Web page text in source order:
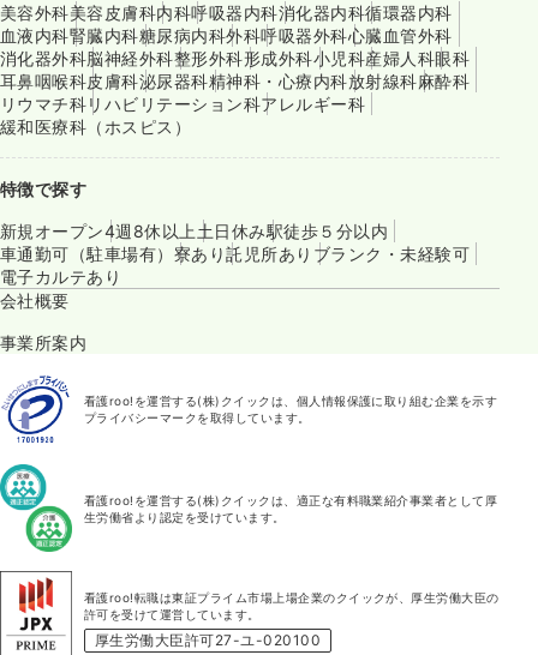
美容外科美容皮膚科内科呼吸器内科消化器内科循環器内科
血液内科腎臓内科糖尿病内科外科呼吸器外科心臓血管外科
消化器外科脳神経外科整形外科形成外科小児科産婦人科眼科
耳鼻咽喉科皮膚科泌尿器科精神科・心療内科放射線科麻酔科
リウマチ科リハビリテーション科アレルギー科
緩和医療科（ホスピス）
特徴で探す
新規オープン4週8休以上 土日休み駅徒歩５分以内
車通勤可（駐車場有） 寮あり託児所あり ブランク・未経験可
電子カルテあり
会社概要
事業所案内
看護roo!を運営する(株)クイックは、個人情報保護に取り組む企業を示す
プライバシーマークを取得しています。
看護roo!を運営する(株)クイックは、適正な有料職業紹介事業者として厚
生労働省より認定を受けています。
看護roo!転職は東証プライム市場上場企業のクイックが、厚生労働大臣の
許可を受けて運営しています。
厚生労働大臣許可27-ユ-020100